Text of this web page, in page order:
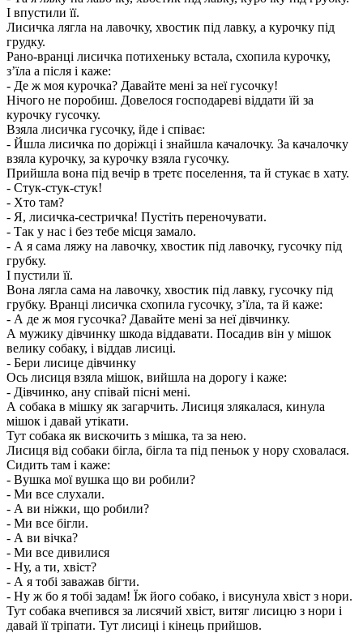
І впустили її.
Лисичка лягла на лавочку, хвостик під лавку, а курочку під
грудку.
Рано-вранці лисичка потихеньку встала, схопила курочку,
з’їла а після і каже:
- Де ж моя курочка? Давайте мені за неї гусочку!
Нічого не поробиш. Довелося господареві віддати їй за
курочку гусочку.
Взяла лисичка гусочку, йде і співає:
- Йшла лисичка по доріжці і знайшла качалочку. За качалочку
взяла курочку, за курочку взяла гусочку.
Прийшла вона під вечір в третє поселення, та й стукає в хату.
- Стук-стук-стук!
- Хто там?
- Я, лисичка-сестричка! Пустіть переночувати.
- Так у нас і без тебе місця замало.
- А я сама ляжу на лавочку, хвостик під лавочку, гусочку під
грубку.
І пустили її.
Вона лягла сама на лавочку, хвостик під лавку, гусочку під
грубку. Вранці лисичка схопила гусочку, з’їла, та й каже:
- А де ж моя гусочка? Давайте мені за неї дівчинку.
А мужику дівчинку шкода віддавати. Посадив він у мішок
велику собаку, і віддав лисиці.
- Бери лисице дівчинку
Ось лисиця взяла мішок, вийшла на дорогу і каже:
- Дівчинко, ану співай пісні мені.
А собака в мішку як загарчить. Лисиця злякалася, кинула
мішок і давай утікати.
Тут собака як вискочить з мішка, та за нею.
Лисиця від собаки бігла, бігла та під пеньок у нору сховалася.
Сидить там і каже:
- Вушка мої вушка що ви робили?
- Ми все слухали.
- А ви ніжки, що робили?
- Ми все бігли.
- А ви вічка?
- Ми все дивилися
- Ну, а ти, хвіст?
- А я тобі заважав бігти.
- Ну ж бо я тобі задам! Їж його собако, і висунула хвіст з нори.
Тут собака вчепився за лисячий хвіст, витяг лисицю з нори і
давай її тріпати. Тут лисиці і кінець прийшов.